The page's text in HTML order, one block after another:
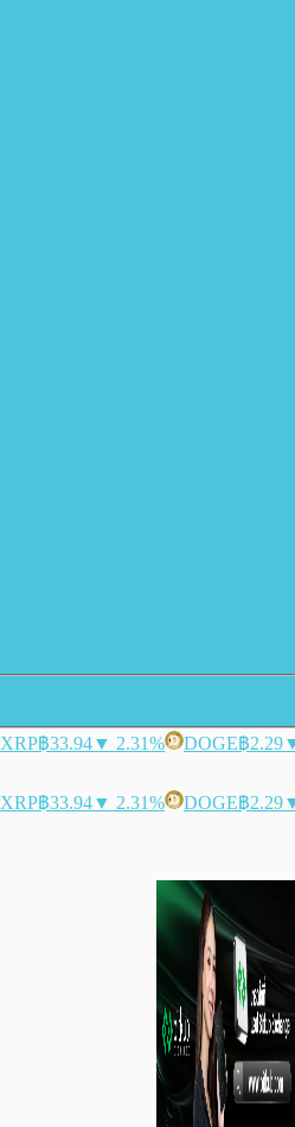
XRP฿33.94▼ 2.31% DOGE฿2.29
XRP฿33.94▼ 2.31% DOGE฿2.29